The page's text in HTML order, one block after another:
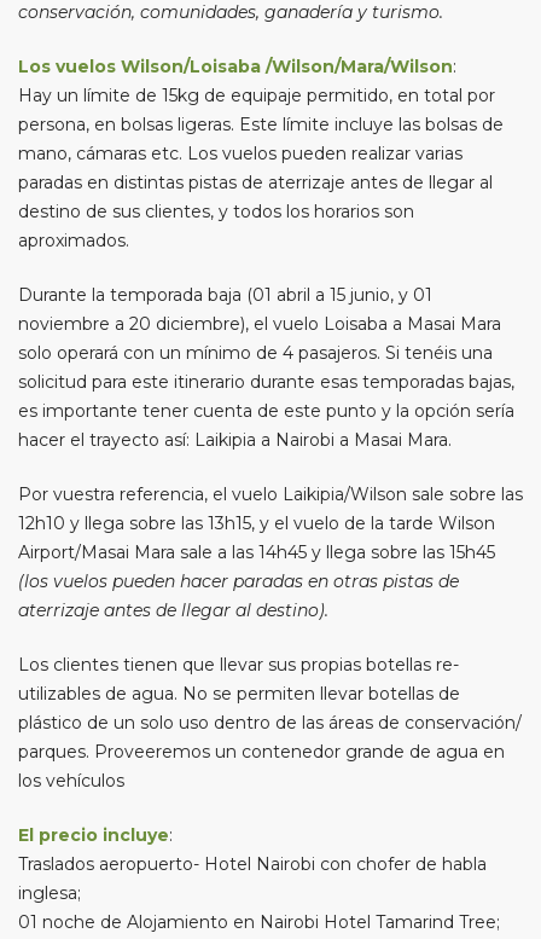
conservación, comunidades, ganadería y turismo.
Los vuelos Wilson/Loisaba /Wilson/Mara/Wilson:
Hay un límite de 15kg de equipaje permitido, en total por
persona, en bolsas ligeras. Este límite incluye las bolsas de
mano, cámaras etc. Los vuelos pueden realizar varias
paradas en distintas pistas de aterrizaje antes de llegar al
destino de sus clientes, y todos los horarios son
aproximados.
Durante la temporada baja (01 abril a 15 junio, y 01
noviembre a 20 diciembre), el vuelo Loisaba a Masai Mara
solo operará con un mínimo de 4 pasajeros. Si tenéis una
solicitud para este itinerario durante esas temporadas bajas,
es importante tener cuenta de este punto y la opción sería
hacer el trayecto así: Laikipia a Nairobi a Masai Mara.
Por vuestra referencia, el vuelo Laikipia/Wilson sale sobre las
12h10 y llega sobre las 13h15, y el vuelo de la tarde Wilson
Airport/Masai Mara sale a las 14h45 y llega sobre las 15h45
(los vuelos pueden hacer paradas en otras pistas de
aterrizaje antes de llegar al destino).
Los clientes tienen que llevar sus propias botellas re-
utilizables de agua. No se permiten llevar botellas de
plástico de un solo uso dentro de las áreas de conservación/
parques. Proveeremos un contenedor grande de agua en
los vehículos
El precio incluye:
Traslados aeropuerto- Hotel Nairobi con chofer de habla
inglesa;
01 noche de Alojamiento en Nairobi Hotel Tamarind Tree;